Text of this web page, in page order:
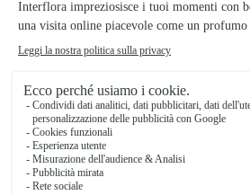
E come si fa a scegliere il numero
regalati in numero dispari, per
bene scegliere un numero pari
rose.
Per unfidanzamento